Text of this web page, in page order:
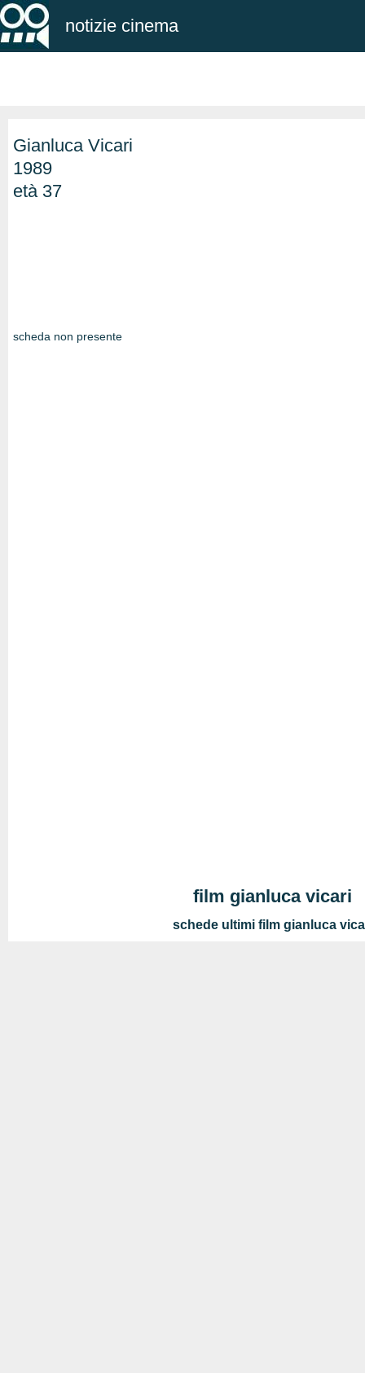
notizie cinema
Gianluca Vicari
1989
età 37
scheda non presente
film gianluca vicari
schede ultimi film gianluca